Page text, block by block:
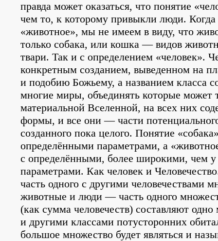
правда может оказаться, что понятие
чем то, к которому привыкли люди.
«животное», мы не имеем в виду, что
только собака, или кошка — видов
твари. Так и с определением «человек».
конкретным созданием, выведенном на
и подобию Божьему, а названием класса
многие миры, объединять которые может
материальной Вселенной, на всех них
формы, и все они — части
созданного пока целого. Понятие
определёнными параметрами, а
с определёнными, более широкими, чем у
параметрами. Как человек и
часть одного с другими человечествами
животные и люди — часть одного
(как сумма человечеств) составляют
и другими классами потусторонних
большое множество будет являться и